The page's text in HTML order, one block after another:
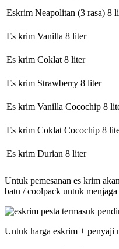
Eskrim Neapolitan (3 rasa) 8
Es krim Vanilla 8 liter
Es krim Coklat 8 liter
Es krim Strawberry 8 liter
Es krim Vanilla Cocochip 8
Es krim Coklat Cocochip 8
Es krim Durian 8 liter
Untuk pemesanan es krim
batu / coolpack untuk
Untuk harga eskrim + penyaji